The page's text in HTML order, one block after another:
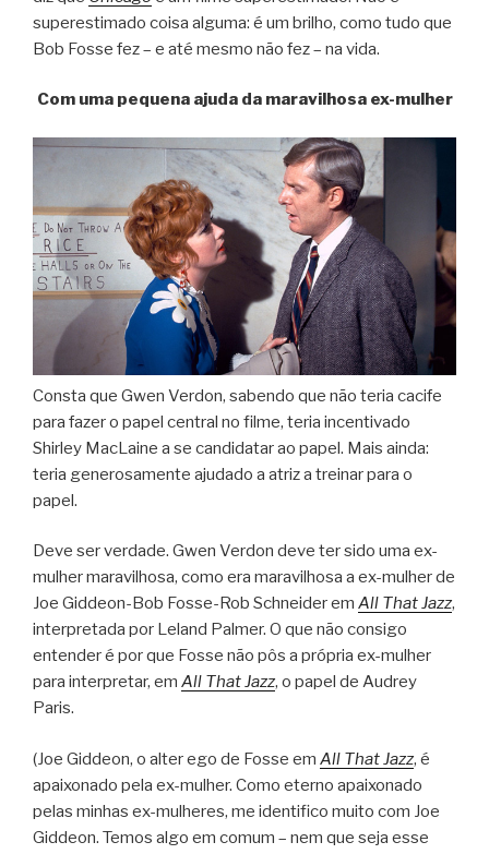
superestimado coisa alguma: é um brilho, como tudo que
Bob Fosse fez – e até mesmo não fez – na vida.
Com uma pequena ajuda da maravilhosa ex-mulher
Consta que Gwen Verdon, sabendo que não teria cacife
para fazer o papel central no filme, teria incentivado
Shirley MacLaine a se candidatar ao papel. Mais ainda:
teria generosamente ajudado a atriz a treinar para o
papel.
Deve ser verdade. Gwen Verdon deve ter sido uma ex-
mulher maravilhosa, como era maravilhosa a ex-mulher de
Joe Giddeon-Bob Fosse-Rob Schneider em All That Jazz,
interpretada por Leland Palmer. O que não consigo
entender é por que Fosse não pôs a própria ex-mulher
para interpretar, em All That Jazz, o papel de Audrey
Paris.
(Joe Giddeon, o alter ego de Fosse em All That Jazz, é
apaixonado pela ex-mulher. Como eterno apaixonado
pelas minhas ex-mulheres, me identifico muito com Joe
Giddeon. Temos algo em comum – nem que seja esse